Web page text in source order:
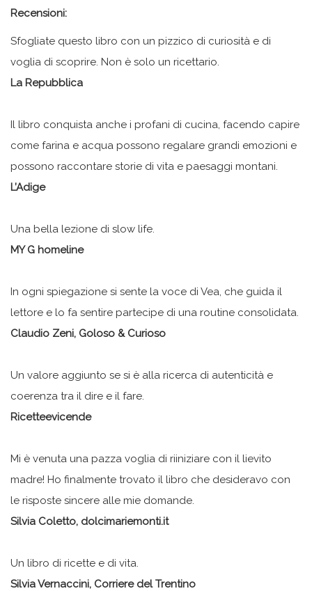
Recensioni:
Sfogliate questo libro con un pizzico di curiosità e di
voglia di scoprire. Non è solo un ricettario.
La Repubblica
Il libro conquista anche i profani di cucina, facendo capire
come farina e acqua possono regalare grandi emozioni e
possono raccontare storie di vita e paesaggi montani.
L’Adige
Una bella lezione di slow life.
MY G homeline
In ogni spiegazione si sente la voce di Vea, che guida il
lettore e lo fa sentire partecipe di una routine consolidata.
Claudio Zeni, Goloso & Curioso
Un valore aggiunto se si è alla ricerca di autenticità e
coerenza tra il dire e il fare.
Ricetteevicende
Mi è venuta una pazza voglia di riiniziare con il lievito
madre! Ho finalmente trovato il libro che desideravo con
le risposte sincere alle mie domande.
Silvia Coletto, dolcimariemonti.it
Un libro di ricette e di vita.
Silvia Vernaccini, Corriere del Trentino